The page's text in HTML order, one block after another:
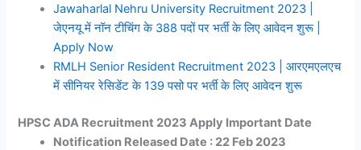
Jawaharlal Nehru University Recruitment 2023 |
जेएनयू में नॉन टीचिंग के 388 पदों पर भर्ती के लिए आवेदन शुरू |
Apply Now
RMLH Senior Resident Recruitment 2023 | आरएमएलएच
में सीनियर रेसिडेंट के 139 पसो पर भर्ती के लिए आवेदन शुरू
HPSC ADA Recruitment 2023 Apply Important Date
Notification Released Date : 22 Feb 2023